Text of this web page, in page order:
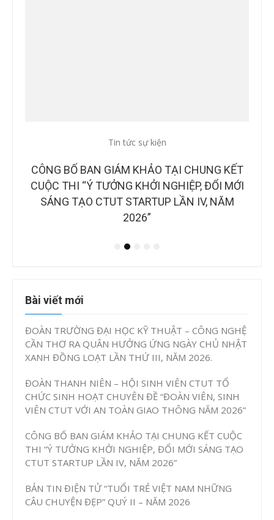
Tin tức sự kiện
CÔNG BỐ BAN GIÁM KHẢO TẠI CHUNG KẾT
CUỘC THI “Ý TƯỞNG KHỞI NGHIỆP, ĐỔI MỚI
SÁNG TẠO CTUT STARTUP LẦN IV, NĂM
2026”
Bài viết mới
ĐOÀN TRƯỜNG ĐẠI HỌC KỸ THUẬT – CÔNG NGHỆ
CẦN THƠ RA QUÂN HƯỞNG ỨNG NGÀY CHỦ NHẬT
XANH ĐỒNG LOẠT LẦN THỨ III, NĂM 2026.
ĐOÀN THANH NIÊN – HỘI SINH VIÊN CTUT TỔ
CHỨC SINH HOẠT CHUYÊN ĐỀ “ĐOÀN VIÊN, SINH
VIÊN CTUT VỚI AN TOÀN GIAO THÔNG NĂM 2026”
CÔNG BỐ BAN GIÁM KHẢO TẠI CHUNG KẾT CUỘC
THI “Ý TƯỞNG KHỞI NGHIỆP, ĐỔI MỚI SÁNG TẠO
CTUT STARTUP LẦN IV, NĂM 2026”
BẢN TIN ĐIỆN TỬ “TUỔI TRẺ VIỆT NAM NHỮNG
CÂU CHUYỆN ĐẸP” QUÝ II – NĂM 2026